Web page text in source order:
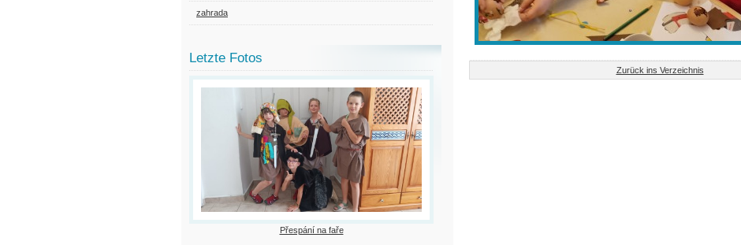
Zurück ins Verzeichnis
zahrada
Letzte Fotos
Přespání na faře